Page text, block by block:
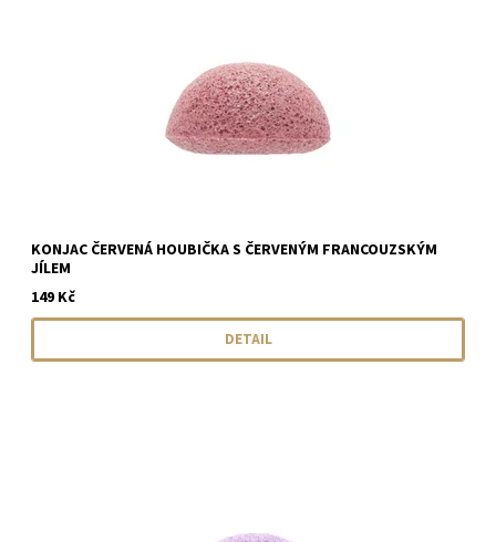
KONJAC ČERVENÁ HOUBIČKA S ČERVENÝM FRANCOUZSKÝM
JÍLEM
149 Kč
DETAIL